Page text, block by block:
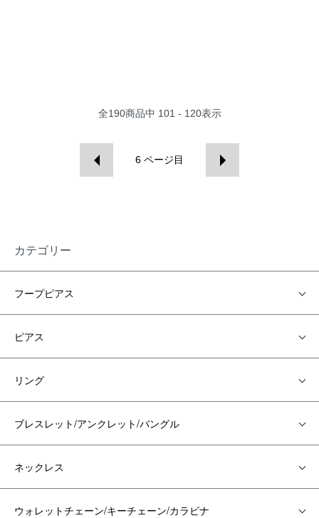
全190商品中 101 - 120表示
6 ページ目
カテゴリー
フープピアス
ピアス
リング
ブレスレット/アンクレット/バングル
ネックレス
ウォレットチェーン/キーチェーン/カラビナ